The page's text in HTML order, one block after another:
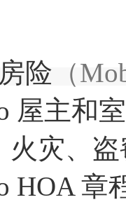
险 （
屋主和
火灾、
HOA